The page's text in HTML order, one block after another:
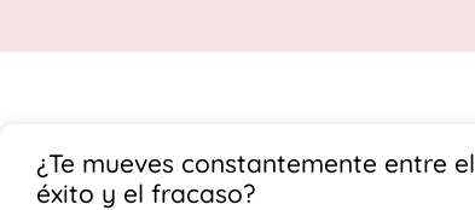
¿Te mueves constantemente entre el
éxito y el fracaso?